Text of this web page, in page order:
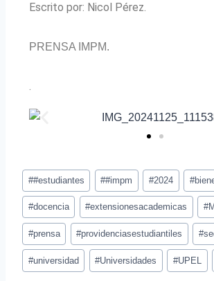
Escrito por: Nicol Pérez.
PRENSA IMPM.
.
##estudiantes ##impm #2024 #
#docencia #extensionesacademicas #
#prensa #providenciasestudiantiles #
#universidad #Universidades #UPEL